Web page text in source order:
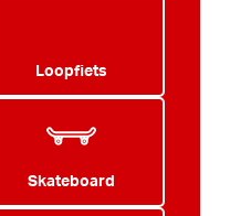
Loopfiets
Skateboard